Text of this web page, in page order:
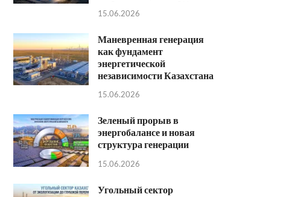
15.06.2026
Маневренная генерация
как фундамент
энергетической
независимости Казахстана
15.06.2026
Зеленый прорыв в
энергобалансе и новая
структура генерации
15.06.2026
Угольный сектор